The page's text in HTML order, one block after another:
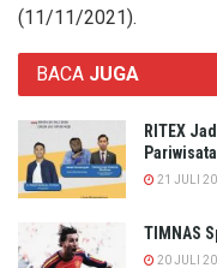
(11/11/2021).
BACA JUGA
RITEX
21 JULI
TIMNAS
20 JULI